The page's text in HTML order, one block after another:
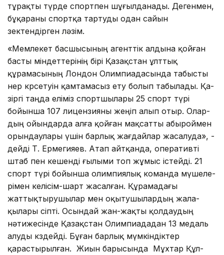
тұрақ­ты түрде спортпен шұғыл­данады. Дегенмен,
бұқараны спортқа тартуды одан сайын
өзектендірген ләзім.
«Мемлекет басшысы­ның агенттік алдына қойған
басты міндеттерінің бірі Қа­зақстан ұлттық
құрамасы­ның Лондон Олимпиадасында табысты
өнер көр­сетуін қам­тамасыз ету болып табылады. Қа­
зіргі таңда еліміз спортшылары 25 спорт түрі
бойынша 107 лицензияны жеңіп алып отыр. Олар­
дың ойындарда алға қойған мақсатты абыроймен
орындаулары үшін барлық жағ­дай­лар жасалуда», -
дейді Т. Ермегияев. Атап айтқанда, оперативті
штаб пен кешенді ғылыми топ жұмыс істейді. 21
спорт түрі бойынша олим­пиялық команда мүшеле­
рімен келі­сім-шарт жасалған. Құрама­да­ғы
жаттықты­рушылар мен оқытушы­лар­дың жала­
қыла­ры өсіпті. Осындай жан-жақты қолдаудың
нәтижесінде Қазақстан Олимпиададан 13 медаль
алуды көздейді. Бұған барлық мүмкіндіктер
қарастырылған. Жиын барысында Мұхтар Құл-